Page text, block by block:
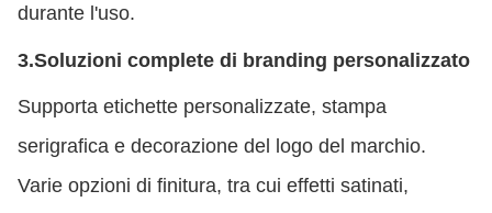
durante l'uso.
3.Soluzioni complete di branding personalizzato
Supporta etichette personalizzate, stampa
serigrafica e decorazione del logo del marchio.
Varie opzioni di finitura, tra cui effetti satinati,